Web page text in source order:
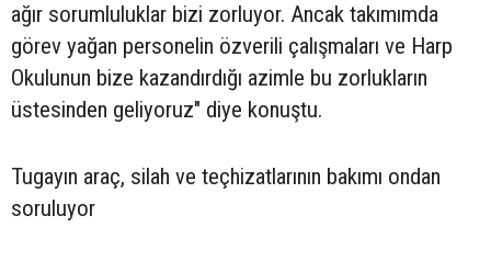
ağır sorumluluklar bizi zorluyor. Ancak takımımda
görev yağan personelin özverili çalışmaları ve Harp
Okulunun bize kazandırdığı azimle bu zorlukların
üstesinden geliyoruz" diye konuştu.
Tugayın araç, silah ve teçhizatlarının bakımı ondan
soruluyor